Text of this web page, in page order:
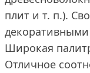
плит и т. п.).
Широкая
Отличное